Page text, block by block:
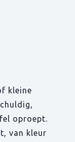
kleine
oproept.
van kleur